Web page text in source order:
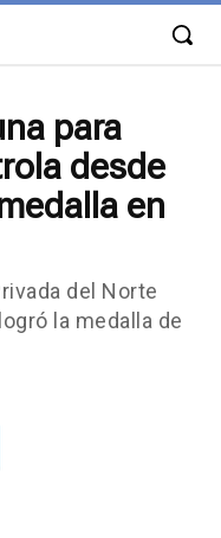
para
desde
en
del Norte
la medalla de